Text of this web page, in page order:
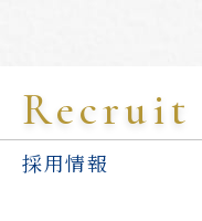
Recruit
採用情報